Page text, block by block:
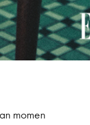
momen